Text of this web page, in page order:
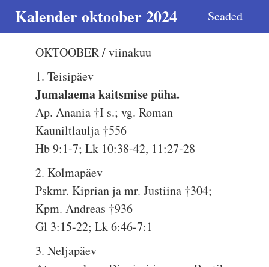
Kalender oktoober 2024 Seaded
OKTOOBER / viinakuu
1. Teisipäev
Jumalaema kaitsmise püha.
Ap. Anania †I s.; vg. Roman
Kauniltlaulja †556
Hb 9:1-7; Lk 10:38-42, 11:27-28
2. Kolmapäev
Pskmr. Kiprian ja mr. Justiina †304;
Kpm. Andreas †936
Gl 3:15-22; Lk 6:46-7:1
3. Neljapäev